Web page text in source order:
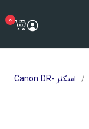
0
اسکنر Canon DR-